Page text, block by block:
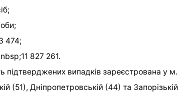
474;
827 261.
підтверджених випадків зареєстрована у м.
(51), Дніпропетровській (44) та Запорізькій